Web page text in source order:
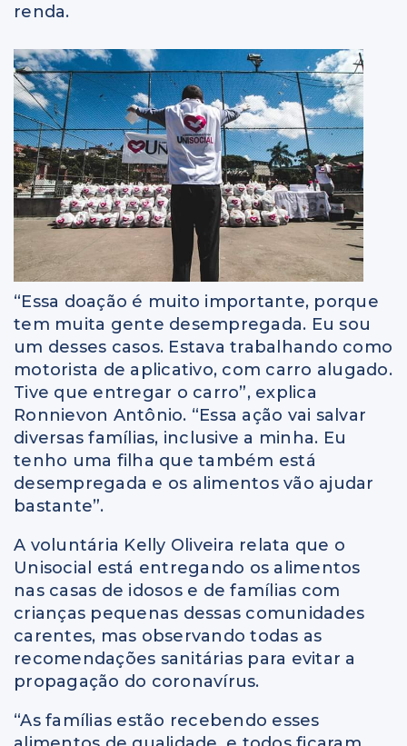
renda.
“Essa doação é muito importante, porque
tem muita gente desempregada. Eu sou
um desses casos. Estava trabalhando como
motorista de aplicativo, com carro alugado.
Tive que entregar o carro”, explica
Ronnievon Antônio. “Essa ação vai salvar
diversas famílias, inclusive a minha. Eu
tenho uma filha que também está
desempregada e os alimentos vão ajudar
bastante”.
A voluntária Kelly Oliveira relata que o
Unisocial está entregando os alimentos
nas casas de idosos e de famílias com
crianças pequenas dessas comunidades
carentes, mas observando todas as
recomendações sanitárias para evitar a
propagação do coronavírus.
“As famílias estão recebendo esses